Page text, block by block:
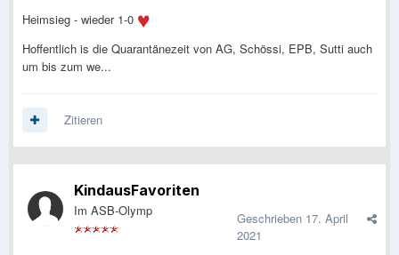
Heimsieg - wieder 1-0
Hoffentlich is die Quarantänezeit von AG, Schössi, EPB, Sutti auch
um bis zum we...
Zitieren
KindausFavoriten
Im ASB-Olymp Geschrieben 17. April
2021